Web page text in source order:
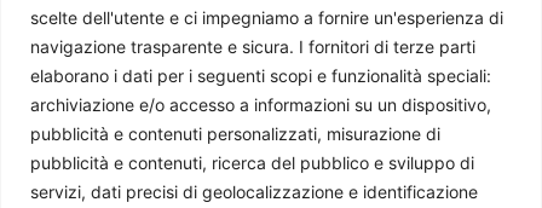
scelte dell'utente e ci impegniamo a fornire un'esperienza di
navigazione trasparente e sicura. I fornitori di terze parti
elaborano i dati per i seguenti scopi e funzionalità speciali:
archiviazione e/o accesso a informazioni su un dispositivo,
pubblicità e contenuti personalizzati, misurazione di
pubblicità e contenuti, ricerca del pubblico e sviluppo di
servizi, dati precisi di geolocalizzazione e identificazione
UE: svolta in vista nella politica estera comune?
Giorgio Fioravanti - 23 Maggio 2024